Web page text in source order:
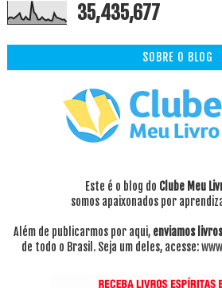
35,435,677
SOBRE O BLOG
Este é o blog do Clube Meu
somos apaixonados por
Além de publicarmos por aqui, enviamos
de todo o Brasil. Seja um deles, acesse: